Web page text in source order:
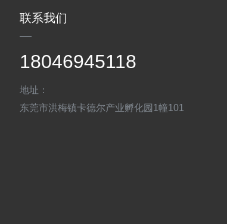
联系我们
18046945118
地址：
东莞市洪梅镇卡德尔产业孵化园1幢101